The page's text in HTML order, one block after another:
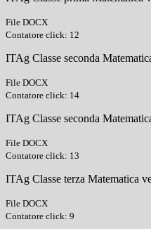
File DOCX
Contatore click: 12
ITAg Classe seconda
File DOCX
Contatore click: 14
ITAg Classe seconda
File DOCX
Contatore click: 13
ITAg Classe terza Matematica
File DOCX
Contatore click: 9